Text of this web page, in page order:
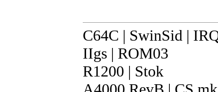
C64C | SwinSid |
IIgs | ROM03
R1200 | Stok